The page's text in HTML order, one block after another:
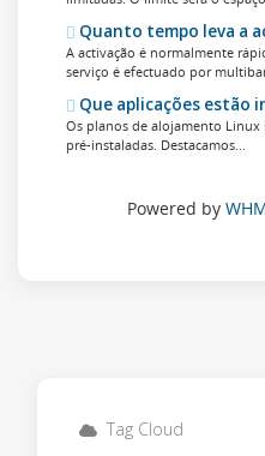
Quanto tempo leva a
A activação é normalmente
serviço é efectuado por
Que aplicações estão
Os planos de alojamento Linux
pré-instaladas. Destacamos...
Powered by
Tag Cloud